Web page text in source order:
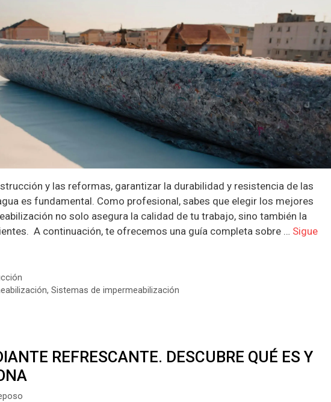
y las reformas, garantizar la durabilidad y resistencia de las
es fundamental. Como profesional, sabes que elegir los mejores
no solo asegura la calidad de tu trabajo, sino también la
A continuación, te ofrecemos una guía completa sobre … Sigue
, Sistemas de impermeabilización
REFRESCANTE. DESCUBRE QUÉ ES Y